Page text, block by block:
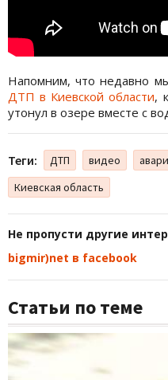
Напомним, что недавно
ДТП в Киевской области,
утонул в озере вместе с
Теги: ДТП видео
Киевская область
Не пропусти другие
bigmir)net в facebook
Статьи по теме